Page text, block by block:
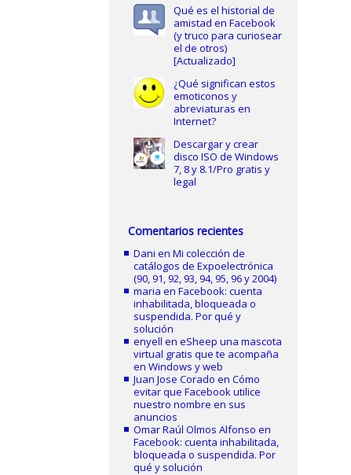
Qué es el historial de
amistad en Facebook
(y truco para curiosear
el de otros)
[Actualizado]
¿Qué significan estos
emoticonos y
abreviaturas en
Internet?
Descargar y crear
disco ISO de Windows
7, 8 y 8.1/Pro gratis y
legal
Comentarios recientes
Dani enMi colección de
catálogos de Expoelectrónica
(90, 91, 92, 93, 94, 95, 96 y 2004)
maria enFacebook: cuenta
inhabilitada, bloqueada o
suspendida. Por qué y
solución
enyell eneSheep una mascota
virtual gratis que te acompaña
en Windows y web
Juan Jose Corado enCómo
evitar que Facebook utilice
nuestro nombre en sus
anuncios
Omar Raúl Olmos Alfonso en
Facebook: cuenta inhabilitada,
bloqueada o suspendida. Por
qué y solución